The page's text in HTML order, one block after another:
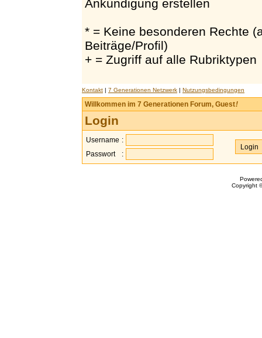
Ankündigung erstellen
* = Keine besonderen Rechte
Beiträge/Profil)
+ = Zugriff auf alle Rubriktypen
Kontakt | 7 Generationen Netzwerk | Nutzungsbedingungen
Willkommen im 7 Generationen Forum, Guest!
Login
Username :
Passwort
:
Copyright